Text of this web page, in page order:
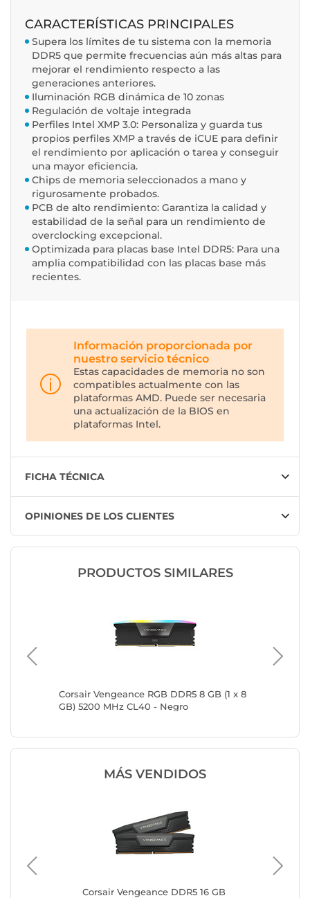
CARACTERÍSTICAS PRINCIPALES
Supera los límites de tu sistema con la memoria
DDR5 que permite frecuencias aún más altas para
mejorar el rendimiento respecto a las
generaciones anteriores.
Iluminación RGB dinámica de 10 zonas
Regulación de voltaje integrada
Perfiles Intel XMP 3.0: Personaliza y guarda tus
propios perfiles XMP a través de iCUE para definir
el rendimiento por aplicación o tarea y conseguir
una mayor eficiencia.
Chips de memoria seleccionados a mano y
rigurosamente probados.
PCB de alto rendimiento: Garantiza la calidad y
estabilidad de la señal para un rendimiento de
overclocking excepcional.
Optimizada para placas base Intel DDR5: Para una
amplia compatibilidad con las placas base más
recientes.
Información proporcionada por
nuestro servicio técnico
Estas capacidades de memoria no son
compatibles actualmente con las
plataformas AMD. Puede ser necesaria
una actualización de la BIOS en
plataformas Intel.
FICHA TÉCNICA
OPINIONES DE LOS CLIENTES
PRODUCTOS SIMILARES
Corsair Vengeance RGB DDR5 8 GB (1 x 8
GB) 5200 MHz CL40 - Negro
MÁS VENDIDOS
Corsair Vengeance DDR5 16 GB